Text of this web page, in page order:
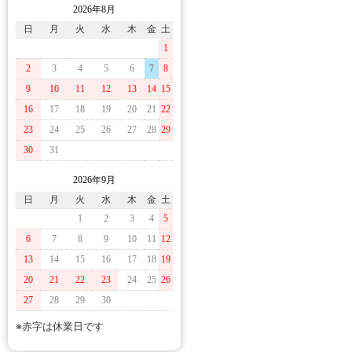
2026年8月
日
月 火 水 木 金 土
1
2
3 4 5 6 7
8
9
10 11 12 13 14 15
16
17 18 19 20 21 22
23
24 25 26 27 28 29
30
31
2026年9月
日
月 火 水 木 金 土
1
2 3 4
5
6
7 8 9 10 11 12
13
14 15 16 17 18 19
20
21 22 23 24 25 26
27
28 29 30
※赤字は休業日です